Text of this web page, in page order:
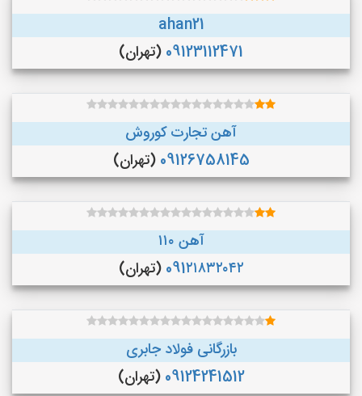
ahan21
09123112471 (تهران)
آهن تجارت کوروش
09126758145 (تهران)
آهن ۱۱۰
091۲۱۸۳۲۰۴۲ (تهران)
بازرگانی فولاد جابری
09124241512 (تهران)